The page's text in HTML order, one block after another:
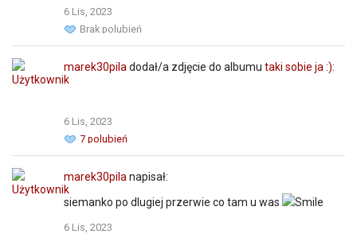
6 Lis, 2023
Brak polubień
marek30pila dodał/a zdjęcie do albumu taki sobie ja :):
6 Lis, 2023
7 polubień
marek30pila napisał:
siemanko po dlugiej przerwie co tam u was
6 Lis, 2023